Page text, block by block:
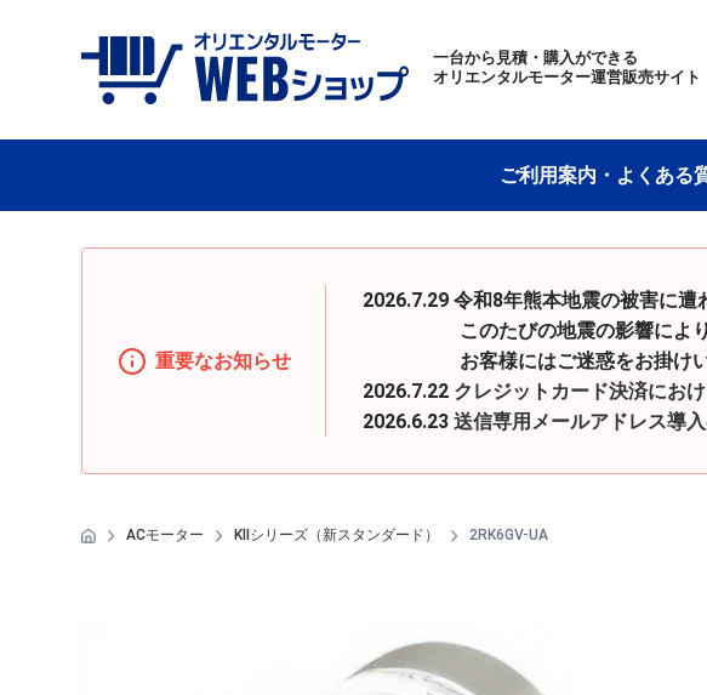
一台から見積・購入ができる
オリエンタルモーター運営販売サイト
ご利用案内・よくある
重要なお知らせ
2026.7.29 令和8年熊本地震の被害に遭
このたびの地震の影響により、7/
お客様にはご迷惑をお掛けいたし
2026.7.22 クレジットカード決済にお
2026.6.23送信専用メールアドレス導
ACモーター KIIシリーズ（新スタンダード） 2RK6GV-UA